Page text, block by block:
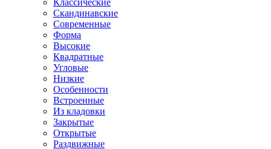
Классические
Скандинавские
Современные
Форма
Высокие
Квадратные
Угловые
Низкие
Особенности
Встроенные
Из кладовки
Закрытые
Открытые
Раздвижные